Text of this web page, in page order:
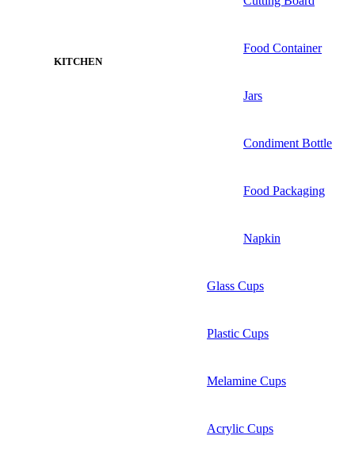
KITCHEN
Food Container
Jars
Condiment Bottle
Food Packaging
Napkin
Glass Cups
Plastic Cups
Melamine Cups
Acrylic Cups